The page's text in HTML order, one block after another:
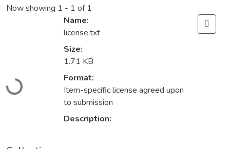
Now showing 1 - 1 of 1
Loading...
Name:
license.txt
Size:
1.71 KB
Format:
Item-specific license agreed upon
to submission
Description: